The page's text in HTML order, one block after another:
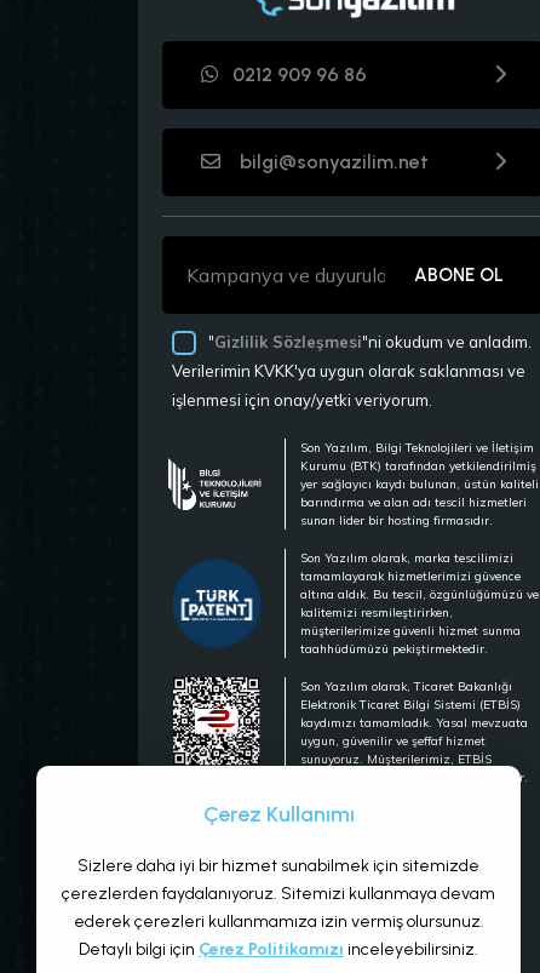
0212 909 96 86
bilgi@sonyazilim.net
ABONE OL
"Gizlilik Sözleşmesi"ni okudum ve anladım.
Verilerimin KVKK'ya uygun olarak saklanması ve
işlenmesi için onay/yetki veriyorum.
Son Yazılım, Bilgi Teknolojileri ve İletişim
Kurumu (BTK) tarafından yetkilendirilmiş
yer sağlayıcı kaydı bulunan, üstün kaliteli
barındırma ve alan adı tescil hizmetleri
sunan lider bir hosting firmasıdır.
Son Yazılım olarak, marka tescilimizi
tamamlayarak hizmetlerimizi güvence
altına aldık. Bu tescil, özgünlüğümüzü ve
kalitemizi resmileştirirken,
müşterilerimize güvenli hizmet sunma
taahhüdümüzü pekiştirmektedir.
Son Yazılım olarak, Ticaret Bakanlığı
Elektronik Ticaret Bilgi Sistemi (ETBİS)
kaydımızı tamamladık. Yasal mevzuata
uygun, güvenilir ve şeffaf hizmet
sunuyoruz. Müşterilerimiz, ETBİS
güvencesiyle güvenle alışveriş yapabilir.
geçebilirsiniz.
Çerez Kullanımı
Sizlere daha iyi bir hizmet sunabilmek için sitemizde
çerezlerden faydalanıyoruz. Sitemizi kullanmaya devam
ederek çerezleri kullanmamıza izin vermiş olursunuz.
Detaylı bilgi için Çerez Politikamızı inceleyebilirsiniz.